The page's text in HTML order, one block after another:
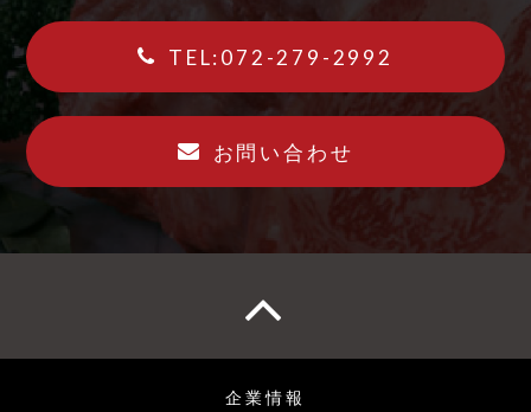
TEL:072-279-2992
お問い合わせ
企業情報